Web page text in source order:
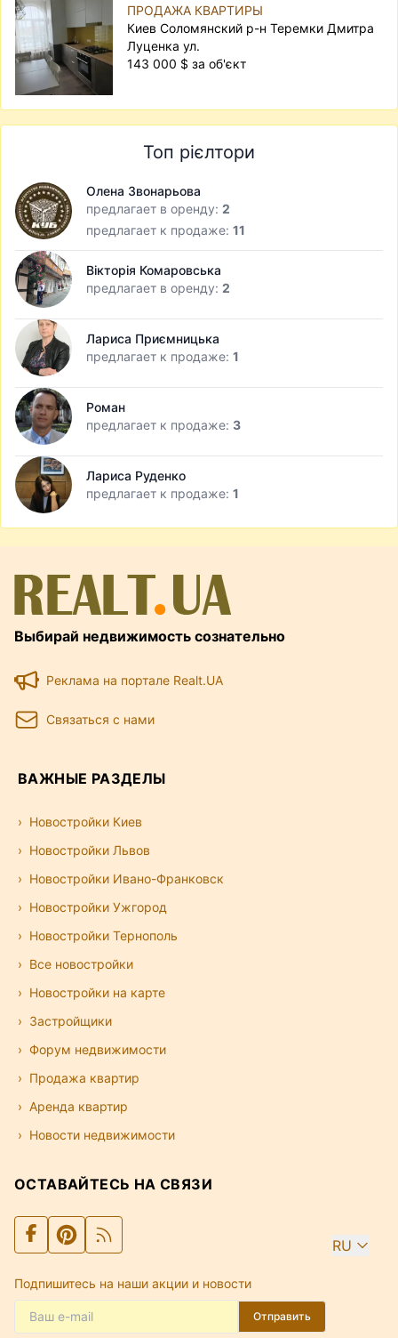
ПРОДАЖА КВАРТИРЫ
Киев Соломянский р-н Теремки Дмитра
Луценка ул.
143 000 $ за об'єкт
Топ рієлтори
Олена Звонарьова
предлагает в оренду: 2
предлагает к продаже: 11
Вікторія Комаровська
предлагает в оренду: 2
Лариса Приємницька
предлагает к продаже: 1
Роман
предлагает к продаже: 3
Лариса Руденко
предлагает к продаже: 1
Выбирай недвижимость сознательно
Реклама на портале Realt.UA
Связаться с нами
ВАЖНЫЕ РАЗДЕЛЫ
Новостройки Киев
Новостройки Львов
Новостройки Ивано-Франковск
Новостройки Ужгород
Новостройки Тернополь
Все новостройки
Новостройки на карте
Застройщики
Форум недвижимости
Продажа квартир
Аренда квартир
Новости недвижимости
ОСТАВАЙТЕСЬ НА СВЯЗИ
RU
Подпишитесь на наши акции и новости
Отправить